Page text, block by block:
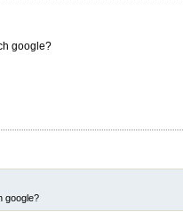
google?
google?